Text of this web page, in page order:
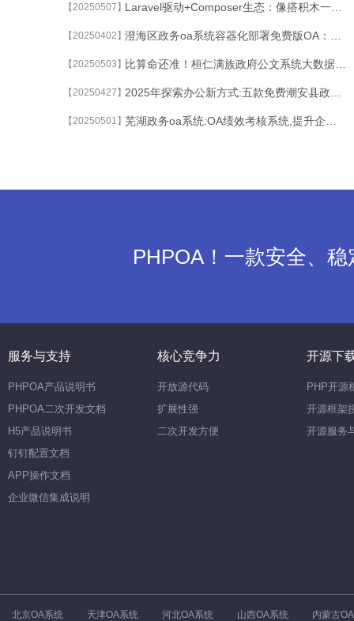
【20250507】 Laravel驱动+Composer生态：像搭积木一样组装你的智能信创 国产化OA
【20250402】
【20250503】 比算命还准！桓仁满族政府公文系统大数据预测客户下一秒想买什么
【20250427】
【20250501】
PHPOA！一款安全、
服务与支持
PHPOA产品说明书
PHPOA二次开发文档
H5产品说明书
钉钉配置文档
APP操作文档
企业微信集成说明
核心竞争力
开放源代码
扩展性强
二次开发方便
开源下
PHP开源
开源框架
开源服务
北京OA系统 天津OA系统 河北OA系统 山西OA系统
内蒙古